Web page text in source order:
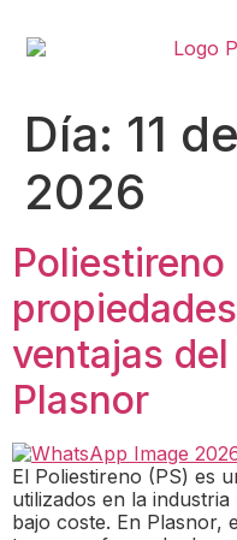
Día: 11
2026
Poliestireno
ventajas
Plasnor
El Poliestireno (PS) es
utilizados en la
bajo coste. En Plasnor,